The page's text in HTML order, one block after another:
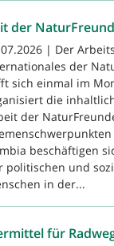
der
| Der
der
sich einmal im
die
der
beschäftigen
politischen und
in der...
für